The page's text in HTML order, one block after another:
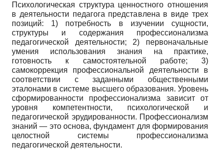
Психологическая структура ценностного отношения
в деятельности педагога представлена в виде трех
позиций: 1) потребность в изучении сущности,
структуры и содержания профессионализма
педагогической деятельности; 2) первоначальные
умения использования знания на практике,
готовность к самостоятельной работе; 3)
самокоррекция профессиональной деятельности в
соответствии с заданными общественными
эталонами в системе высшего образования. Уровень
сформированности профессионализма зависит от
уровня компетентности, психологической и
педагогической эрудированности. Профессионализм
знаний — это основа, фундамент для формирования
целостной системы профессионализма
педагогической деятельности.